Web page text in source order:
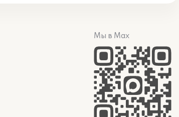
Мы в Max